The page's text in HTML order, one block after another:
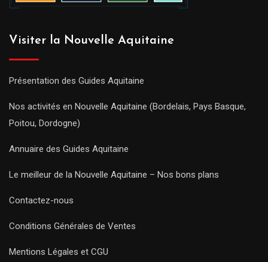
Visiter la Nouvelle Aquitaine
Présentation des Guides Aquitaine
Nos activités en Nouvelle Aquitaine (Bordelais, Pays Basque,
Poitou, Dordogne)
Annuaire des Guides Aquitaine
Le meilleur de la Nouvelle Aquitaine – Nos bons plans
Contactez-nous
Conditions Générales de Ventes
Mentions Légales et CGU